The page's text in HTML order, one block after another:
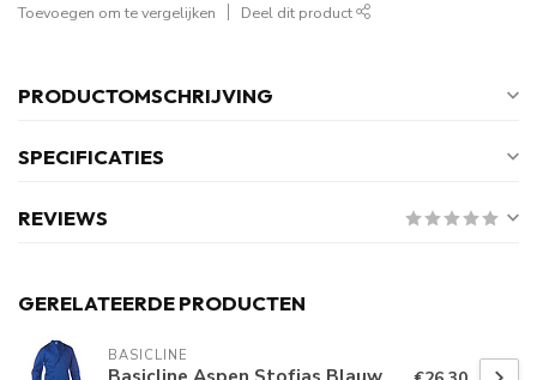
Toevoegen om te vergelijken Deel dit product
PRODUCTOMSCHRIJVING
SPECIFICATIES
REVIEWS
GERELATEERDE PRODUCTEN
BASICLINE